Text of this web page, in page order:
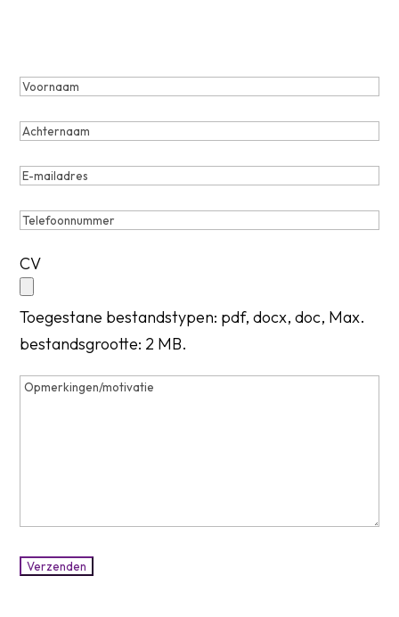
Voornaam(Vereist)
Achternaam(Vereist)
E-
Telefoonnummer(Vereist)
CV
Toegestane bestandstypen: pdf, docx, doc, Max.
bestandsgrootte: 2 MB.
Opmerkingen/motivatie
Verzenden